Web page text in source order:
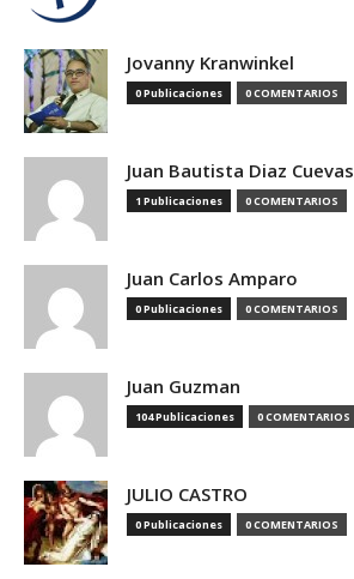
Jovanny Kranwinkel
0 Publicaciones 0 COMENTARIOS
Juan Bautista Diaz Cuevas
1 Publicaciones 0 COMENTARIOS
Juan Carlos Amparo
0 Publicaciones 0 COMENTARIOS
Juan Guzman
104 Publicaciones 0 COMENTARIOS
JULIO CASTRO
0 Publicaciones 0 COMENTARIOS